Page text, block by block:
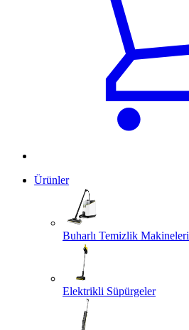
Ürünler
Buharlı Temizlik Makineleri
Elektrikli Süpürgeler